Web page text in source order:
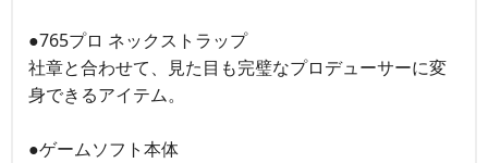
●765プロ ネックストラップ
社章と合わせて、見た目も完璧なプロデューサーに変
身できるアイテム。
●ゲームソフト本体